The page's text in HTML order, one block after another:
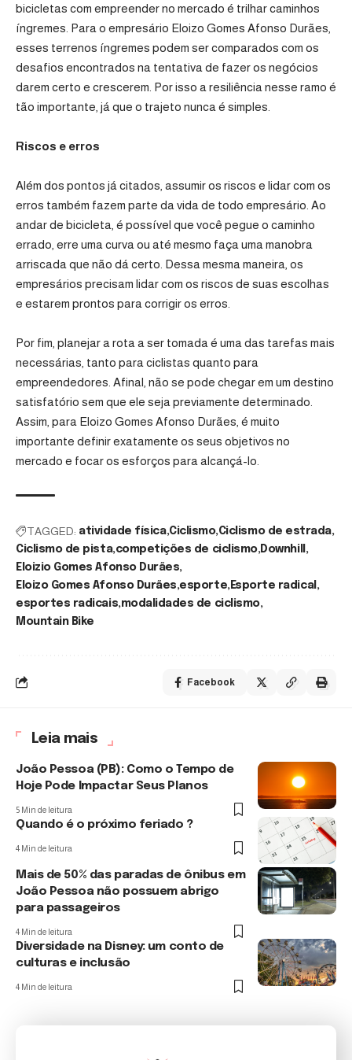
bicicletas com empreender no mercado é trilhar caminhos
íngremes. Para o empresário Eloizo Gomes Afonso Durães,
esses terrenos íngremes podem ser comparados com os
desafios encontrados na tentativa de fazer os negócios
darem certo e crescerem. Por isso a resiliência nesse ramo é
tão importante, já que o trajeto nunca é simples.
Riscos e erros
Além dos pontos já citados, assumir os riscos e lidar com os
erros também fazem parte da vida de todo empresário. Ao
andar de bicicleta, é possível que você pegue o caminho
errado, erre uma curva ou até mesmo faça uma manobra
arriscada que não dá certo. Dessa mesma maneira, os
empresários precisam lidar com os riscos de suas escolhas
e estarem prontos para corrigir os erros.
Por fim, planejar a rota a ser tomada é uma das tarefas mais
necessárias, tanto para ciclistas quanto para
empreendedores. Afinal, não se pode chegar em um destino
satisfatório sem que ele seja previamente determinado.
Assim, para Eloizo Gomes Afonso Durães, é muito
importante definir exatamente os seus objetivos no
mercado e focar os esforços para alcançá-lo.
TAGGED: atividade física Ciclismo Ciclismo de estrada
Ciclismo de pista competições de ciclismo Downhill
Eloizio Gomes Afonso Durães
Eloizo Gomes Afonso Durães esporte Esporte radical
esportes radicais modalidades de ciclismo
Mountain Bike
Facebook
Leia mais
João Pessoa (PB): Como o Tempo de
Hoje Pode Impactar Seus Planos
5 Min de leitura
Quando é o próximo feriado ?
4 Min de leitura
Mais de 50% das paradas de ônibus em
João Pessoa não possuem abrigo
para passageiros
4 Min de leitura
Diversidade na Disney: um conto de
culturas e inclusão
4 Min de leitura